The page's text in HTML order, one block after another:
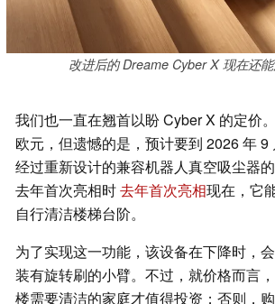
改进后的 Dreame Cyber X 现在还能
我们也一直在翘首以盼 Cyber X 的定价
欧元，但遗憾的是，预计要到 2026 年 9
经过重新设计的兼容机器人真空吸尘器
去年首次亮相时去年首次亮相现在，它
自行清洁楼梯台阶。
为了实现这一功能，该设备在下降时，
装有旋转刷的小臂。不过，就价格而言
楼需要清洁的家庭才值得投资；否则，